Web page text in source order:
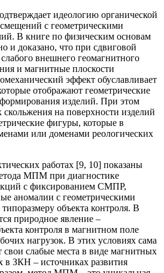
идеологию органической
с геометрическими
В книге по физическим основам
и доказано, что при сдвиговой
внешнего геомагнитного
и магнитные плоскости
эффект обуславливает
отображают геометрические
изделий. При этом
на поверхности изделий
фигуры, которые в
или доменами реологических
работах [9, 10] показаны
МПМ при диагностике
с фиксированием СМПР,
аномалии с геометрическими
объекта контроля. В
природное явление –
контроля в магнитном поле
нагрузок. В этих условиях сама
свои слабые места в виде магнитных
ЗКН – источниках развития